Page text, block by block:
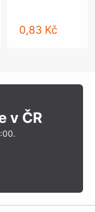
0,83 Kč
v ČR